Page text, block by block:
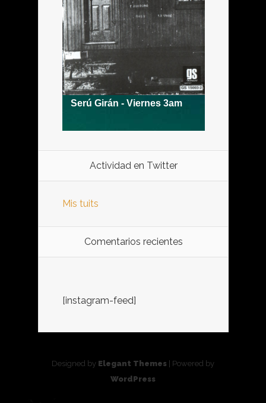
Actividad en Twitter
Mis tuits
Comentarios recientes
[instagram-feed]
Designed by Elegant Themes | Powered by
WordPress